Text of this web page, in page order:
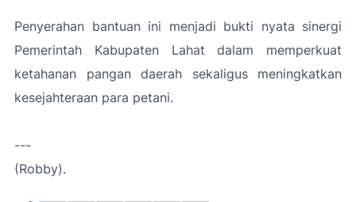
Penyerahan bantuan ini menjadi bukti nyata sinergi
Pemerintah Kabupaten Lahat dalam memperkuat
ketahanan pangan daerah sekaligus meningkatkan
kesejahteraan para petani.
---
(Robby).